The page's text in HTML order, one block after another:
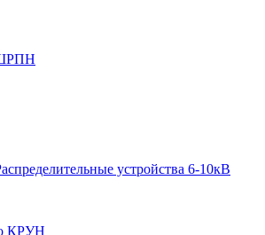
устройства 6-10кВ
КРУН